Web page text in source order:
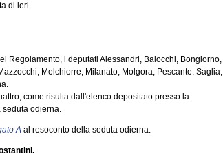
di ieri.
Regolamento, i deputati Alessandri, Balocchi, Bongiorno,
Melchiorre, Milanato, Molgora, Pescante, Saglia,
come risulta dall'elenco depositato presso la
seduta odierna.
A al resoconto della seduta odierna.